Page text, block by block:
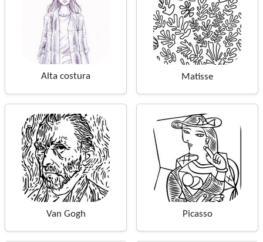
Alta costura Matisse
Van Gogh Picasso